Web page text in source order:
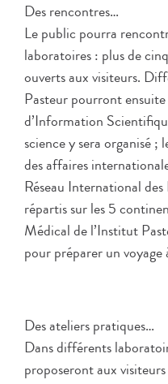
Des rencontres…
Le public pourra
laboratoires : plus de
ouverts aux visiteurs.
Pasteur pourront
d’Information
science y sera organisé
des affaires
Réseau International
répartis sur les 5
Médical de l’Institut
pour préparer un voyage
Des ateliers pratiques…
Dans différents
proposeront aux